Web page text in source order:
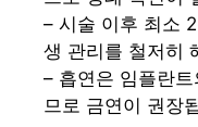
– 시술 이후 최소
생 관리를 철저히
– 흡연은 임플란
므로 금연이 권장